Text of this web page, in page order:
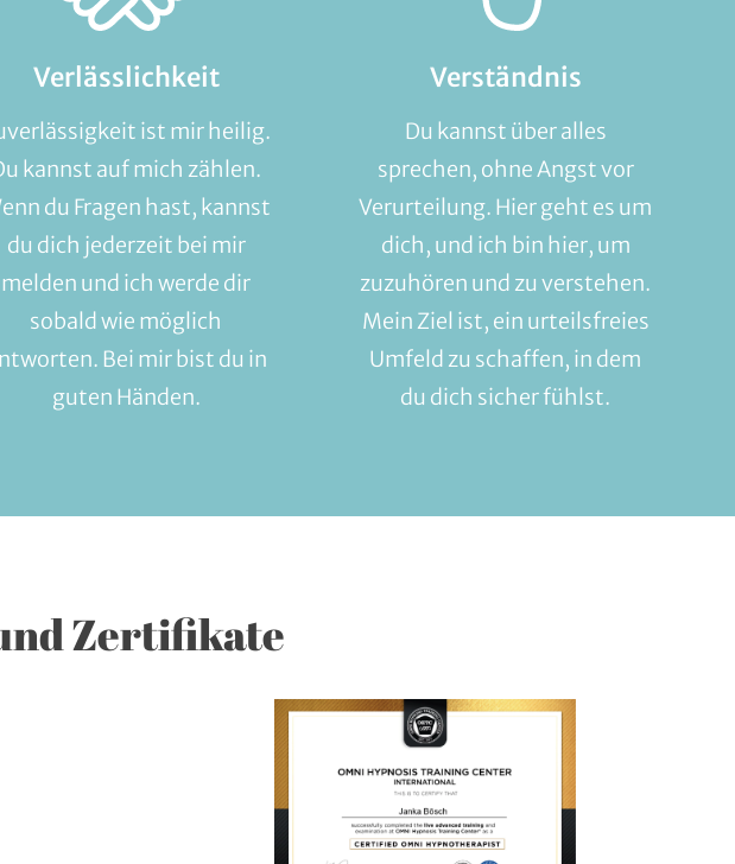
Verlässlichkeit
ist mir heilig.
kannst auf mich zählen.
du Fragen hast, kannst
du dich jederzeit bei mir
melden und ich werde dir
sobald wie möglich
Bei mir bist du in
guten Händen.
Verständnis
Du kannst über alles
sprechen, ohne Angst vor
Verurteilung. Hier geht es um
dich, und ich bin hier, um
zuzuhören und zu verstehen.
Mein Ziel ist, ein urteilsfreies
Umfeld zu schaffen, in dem
du dich sicher fühlst.
Zertifikate